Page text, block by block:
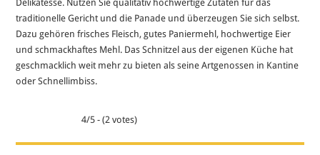
Delikatesse. Nutzen Sie qualitativ hochwertige Zutaten für das
traditionelle Gericht und die Panade und überzeugen Sie sich selbst.
Dazu gehören frisches Fleisch, gutes Paniermehl, hochwertige Eier
und schmackhaftes Mehl. Das Schnitzel aus der eigenen Küche hat
geschmacklich weit mehr zu bieten als seine Artgenossen in Kantine
oder Schnellimbiss.
4/5 - (2 votes)